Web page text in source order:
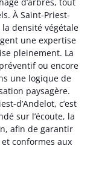
À Saint-Priest-
densité végétale
une expertise
pleinement. La
ou encore
une logique de
paysagère.
d’Andelot, c’est
sur l’écoute, la
afin de garantir
conformes aux